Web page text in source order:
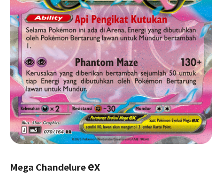
Mega Chandelureex